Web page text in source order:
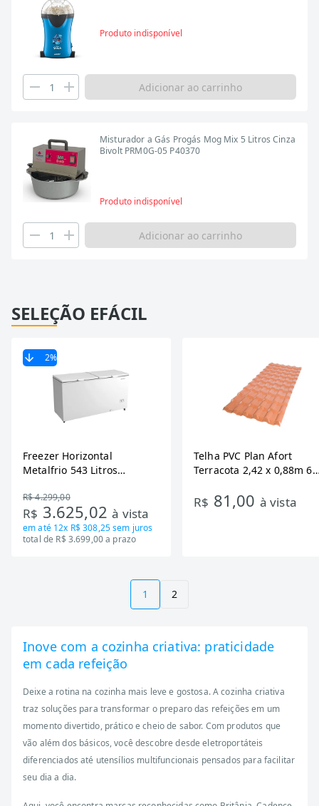
Produto indisponível
Adicionar ao carrinho
Misturador a Gás Progás Mog Mix 5 Litros Cinza
Bivolt PRM0G-05 P40370
Produto indisponível
Adicionar ao carrinho
SELEÇÃO EFÁCIL
2%
Freezer Horizontal
Metalfrio 543 Litros
Tecnologia Inverter, Branco,
Bivolt
R$ 4.299,00
R$ 3.625,02à vista
em até 12x R$ 308,25sem juros
total de R$ 3.699,00 a prazo
Telha PVC Plan Afort
Terracota 2,42 x 0,88m 6
R$ 81,00 à vista
1 2
Inove com a cozinha criativa: praticidade
em cada refeição
Deixe a rotina na cozinha mais leve e gostosa. A cozinha criativa
traz soluções para transformar o preparo das refeições em um
momento divertido, prático e cheio de sabor. Com produtos que
vão além dos básicos, você descobre desde eletroportáteis
diferenciados até utensílios multifuncionais pensados para facilitar
seu dia a dia.